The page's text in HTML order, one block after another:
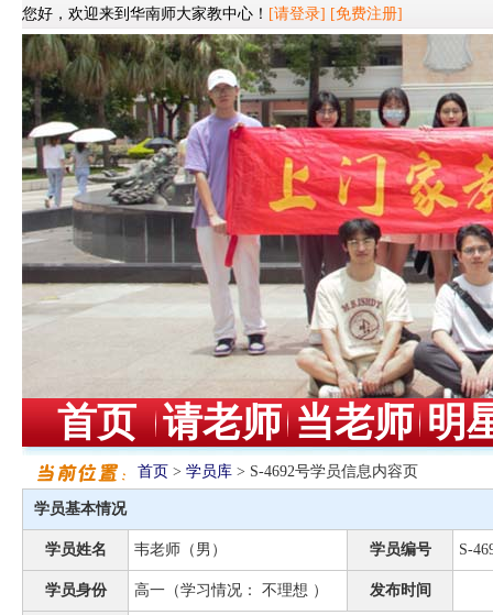
您好，欢迎来到华南师大家教中心！ [请登录] [免费注册]
首页 请老师 当老师 明
首页 > 学员库 > S-4692号学员信息内容页
学员基本情况
学员姓名 韦老师（男） 学员编号 S-
学员身份 高一（学习情况： 不理想 ） 发布时间